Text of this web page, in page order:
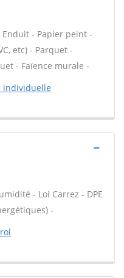
- Papier peint -
etc) - Parquet -
- Faïence murale -
individuelle
- Loi Carrez - DPE
-